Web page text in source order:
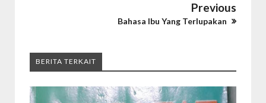
Previous
Bahasa Ibu Yang Terlupakan
BERITA TERKAIT